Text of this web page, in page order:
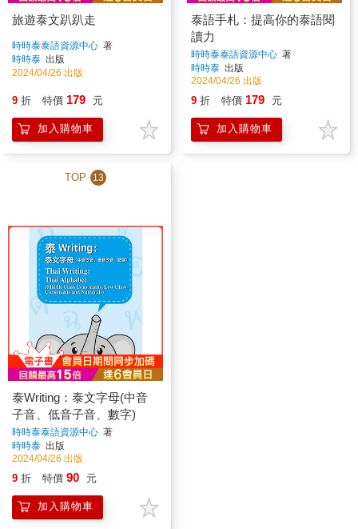
旅遊泰文趴趴走
時時泰泰語資源中心 著
時時泰 出版
2024/04/26 出版
9 折 特價 179 元
加入購物車
泰語手札：提高你的泰語閱
讀力
時時泰泰語資源中心 著
時時泰 出版
2024/04/26 出版
9 折 特價 179 元
加入購物車
TOP 13
泰Writing：泰文字母(中音
子音、低音子音、數字)
時時泰泰語資源中心 著
時時泰 出版
2024/04/26 出版
9 折 特價 90 元
加入購物車